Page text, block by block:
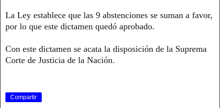
La Ley establece que las 9 abstenciones se suman a favor,
por lo que este dictamen quedó aprobado.
Con este dictamen se acata la disposición de la Suprema
Corte de Justicia de la Nación.
Compartir